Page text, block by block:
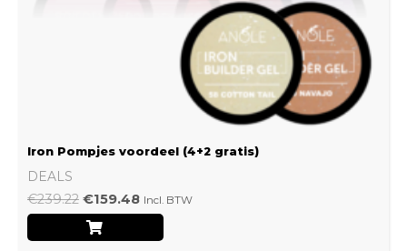
Iron Pompjes voordeel (4+2 gratis)
DEALS
€239.22 €159.48 Incl. BTW